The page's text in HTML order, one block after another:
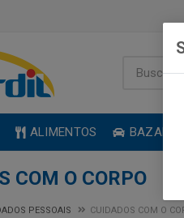
ALIMENTOS BAZAR
COM O CORPO
PESSOAIS CUIDADOS COM O